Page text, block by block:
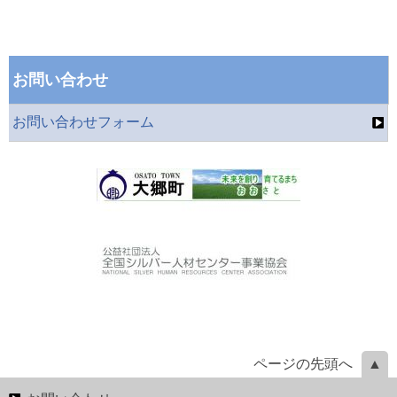
お問い合わせ
お問い合わせフォーム
ページの先頭へ